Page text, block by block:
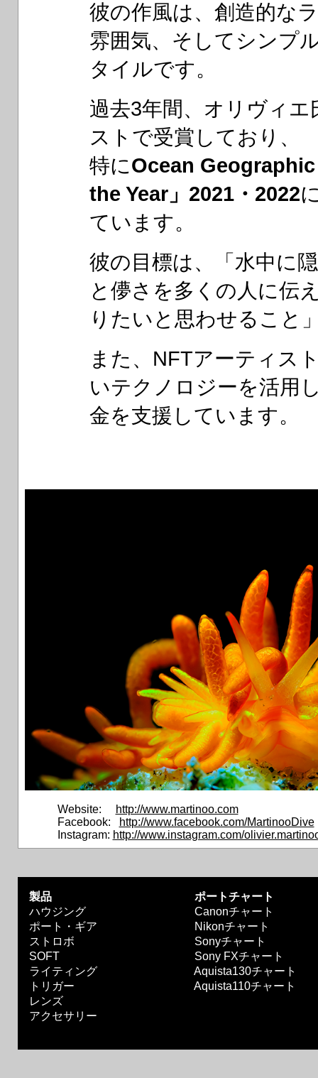
彼の作風は、創造的な
雰囲気、そしてシンプ
タイルです。
過去3年間、オリヴィ
ストで受賞しており、
特にOcean
the Year」2021・2022
ています。
彼の目標は、「水中に
と儚さを多くの人に伝
りたいと思わせること
また、NFTアーティス
いテクノロジーを活用
金を支援しています。
Website:
http://www.martinoo.com
Facebook:
http://www.facebook.com/MartinooDive
Instagram: http://www.instagram.com/
製品
ポートチャート
ハウジング
Canonチャート
ポート・ギア
Nikonチャート
ストロボ
Sonyチャート
SOFT
Sony FXチャート
ライティング
Aquista130チャート
トリガー
Aquista110チャート
レンズ
アクセサリー